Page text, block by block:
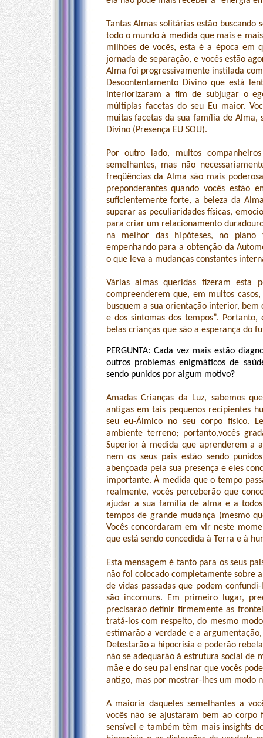
Tantas Almas solitárias estão buscando
todo o mundo à medida que mais e
milhões de vocês, esta é a época em
jornada de separação, e vocês estão
Alma foi progressivamente instilada
Descontentamento Divino que está
interiorizaram a fim de subjugar o
múltiplas facetas do seu Eu maior.
muitas facetas da sua família de Alma,
Divino (Presença EU SOU).
Por outro lado, muitos
semelhantes, mas não
freqüências da Alma são mais
preponderantes quando vocês estão
suficientemente forte, a beleza da
superar as peculiaridades físicas,
para criar um relacionamento
na melhor das hipóteses, no plano
empenhando para a obtenção da
o que leva a mudanças constantes
Várias almas queridas fizeram esta
compreenderem que, em muitos
busquem a sua orientação interior, bem
e dos sintomas dos tempos”.
belas crianças que são a esperança do
PERGUNTA: Cada vez mais estão
outros problemas enigmáticos de
sendo punidos por algum motivo?
Amadas Crianças da Luz, sabemos
antigas em tais pequenos recipientes
seu eu-Álmico no seu corpo físico.
ambiente terreno; portanto,vocês
Superior à medida que aprenderem a
nem os seus pais estão sendo
abençoada pela sua presença e eles
importante. À medida que o tempo
realmente, vocês perceberão que
ajudar a sua família de alma e a
tempos de grande mudança (mesmo
Vocês concordaram em vir neste
que está sendo concedida à Terra e à
Esta mensagem é tanto para os seus
não foi colocado completamente sobre
de vidas passadas que podem
são incomuns. Em primeiro lugar,
precisarão definir firmemente as
tratá-los com respeito, do mesmo
estimarão a verdade e a
Detestarão a hipocrisia e poderão
não se adequarão à estrutura social de
mãe e do seu pai ensinar que vocês
antigo, mas por mostrar-lhes um modo
A maioria daqueles semelhantes a
vocês não se ajustaram bem ao corpo
sensível e também têm mais insights